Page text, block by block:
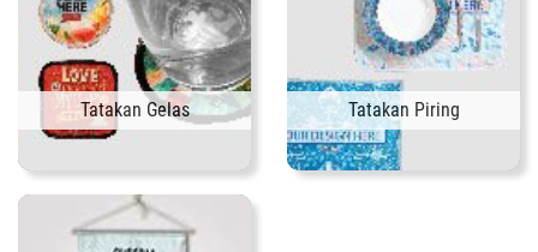
Tatakan Gelas Tatakan Piring